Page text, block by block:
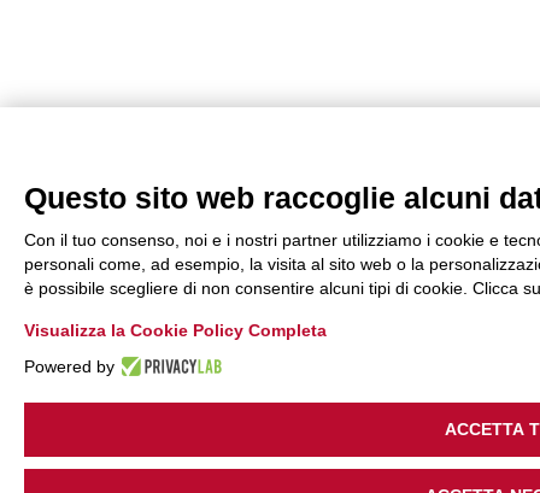
Questo sito web raccoglie alcuni
Con il tuo consenso, noi e i nostri partner utilizziamo i cookie e
personali come, ad esempio, la visita al sito web o la
è possibile scegliere di non consentire alcuni tipi di cookie. Clicca
Visualizza la Cookie Policy Completa
Powered by
ACCETTA